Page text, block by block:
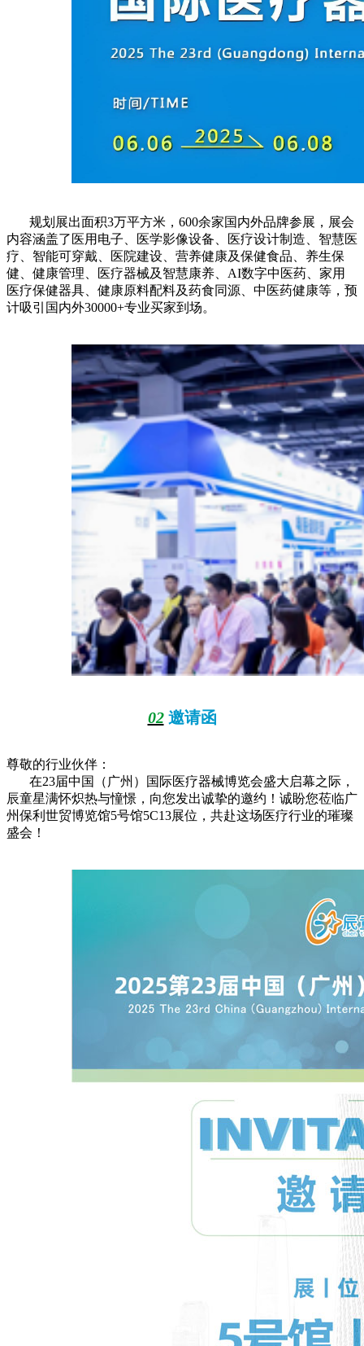
规划展出面积3万平方米，600余家国内外品牌参展，展会
内容涵盖了医用电子、医学影像设备、医疗设计制造、智慧医
疗、智能可穿戴、医院建设、营养健康及保健食品、养生保
健、健康管理、医疗器械及智慧康养、AI数字中医药、家用
医疗保健器具、健康原料配料及药食同源、中医药健康等，预
计吸引国内外30000+专业买家到场。
02 邀请函
尊敬的行业伙伴：
在23届中国（广州）国际医疗器械博览会盛大启幕之际，
辰童星满怀炽热与憧憬，向您发出诚挚的邀约！诚盼您莅临广
州保利世贸博览馆5号馆5C13展位，共赴这场医疗行业的璀璨
盛会！